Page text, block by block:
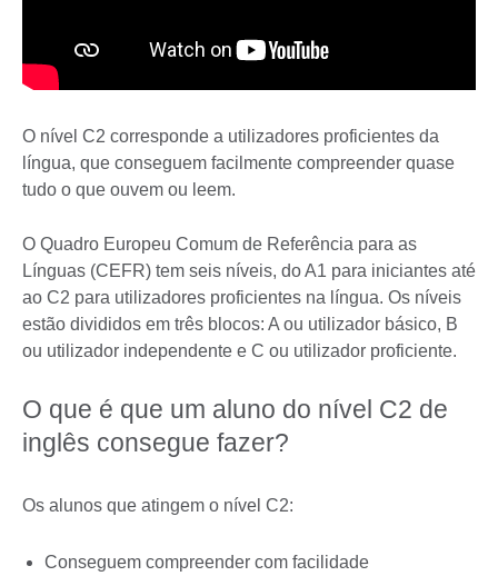
O nível C2 corresponde a utilizadores proficientes da
língua, que conseguem facilmente compreender quase
tudo o que ouvem ou leem.
O Quadro Europeu Comum de Referência para as
Línguas (CEFR) tem seis níveis, do A1 para iniciantes até
ao C2 para utilizadores proficientes na língua. Os níveis
estão divididos em três blocos: A ou utilizador básico, B
ou utilizador independente e C ou utilizador proficiente.
O que é que um aluno do nível C2 de
inglês consegue fazer?
Os alunos que atingem o nível C2:
Conseguem compreender com facilidade